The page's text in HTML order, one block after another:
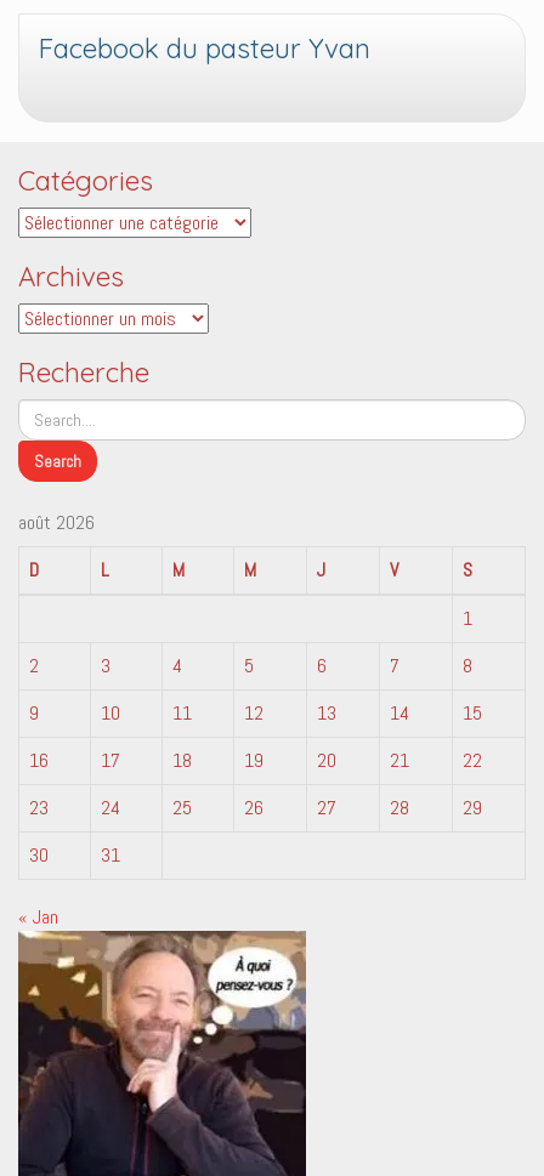
Facebook du pasteur Yvan
Catégories
Catégories
Archives
Archives
Recherche
août 2026
D
L M M J V
S
1
2
3 4 5 6 7
8
9
10 11 12 13 14
15
16
17 18 19 20 21
22
23
24 25 26 27 28
29
30
31
« Jan